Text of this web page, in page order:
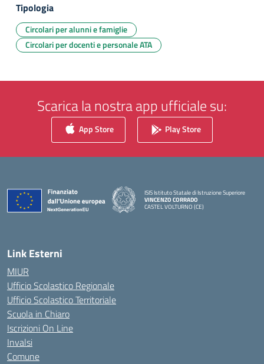
Tipologia
Circolari per alunni e famiglie
Circolari per docenti e personale ATA
Scarica la nostra app ufficiale su:
App Store Play Store
ISIS Istituto Statale di Istruzione Superiore
VINCENZO CORRADO
CASTEL VOLTURNO (CE)
Link Esterni
MIUR
Ufficio Scolastico Regionale
Ufficio Scolastico Territoriale
Scuola in Chiaro
Iscrizioni On Line
Invalsi
Comune